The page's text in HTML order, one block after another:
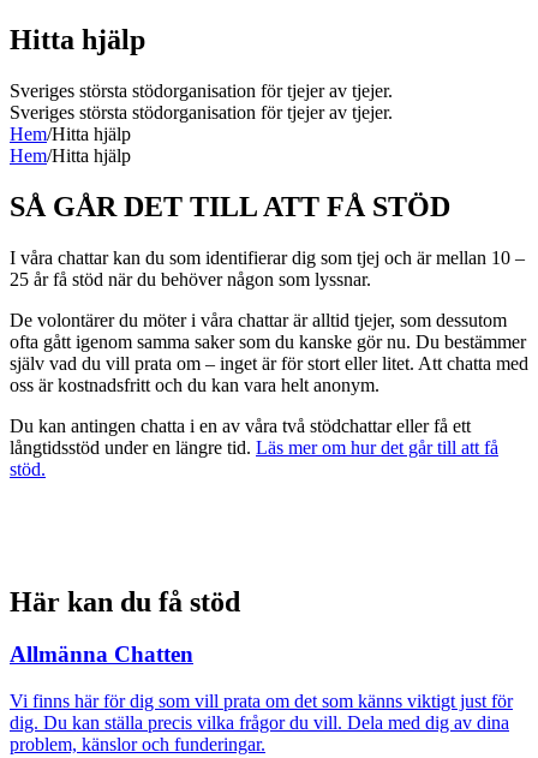
Hitta hjälp
Sveriges största stödorganisation för tjejer av tjejer.
Sveriges största stödorganisation för tjejer av tjejer.
Hem/Hitta hjälp
Hem/Hitta hjälp
SÅ GÅR DET TILL ATT FÅ STÖD
I våra chattar kan du som identifierar dig som tjej och är mellan 10 –
25 år få stöd när du behöver någon som lyssnar.
De volontärer du möter i våra chattar är alltid tjejer, som dessutom
ofta gått igenom samma saker som du kanske gör nu. Du bestämmer
själv vad du vill prata om – inget är för stort eller litet. Att chatta med
oss är kostnadsfritt och du kan vara helt anonym.
Du kan antingen chatta i en av våra två stödchattar eller få ett
långtidsstöd under en längre tid. Läs mer om hur det går till att få
stöd.
Här kan du få stöd
Allmänna Chatten
Vi finns här för dig som vill prata om det som känns viktigt just för
dig. Du kan ställa precis vilka frågor du vill. Dela med dig av dina
problem, känslor och funderingar.